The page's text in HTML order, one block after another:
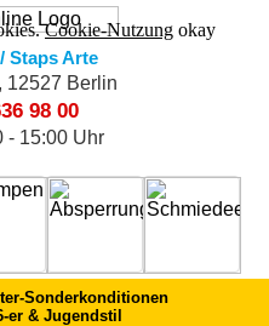
Cookie-Nutzung okay
Staps Arte
12527 Berlin
98 00
- 15:00 Uhr
Sonderkonditionen
er & Jugendstil